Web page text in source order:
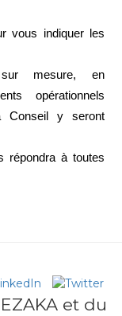
vous indiquer les
mesure, en
opérationnels
Conseil y seront
répondra à toutes
et du